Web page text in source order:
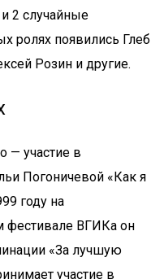
2 случайные
ролях появились Глеб
Розин и другие.
— участие в
Погоничевой «Как я
году на
фестивале ВГИКа он
«За лучшую
участие в